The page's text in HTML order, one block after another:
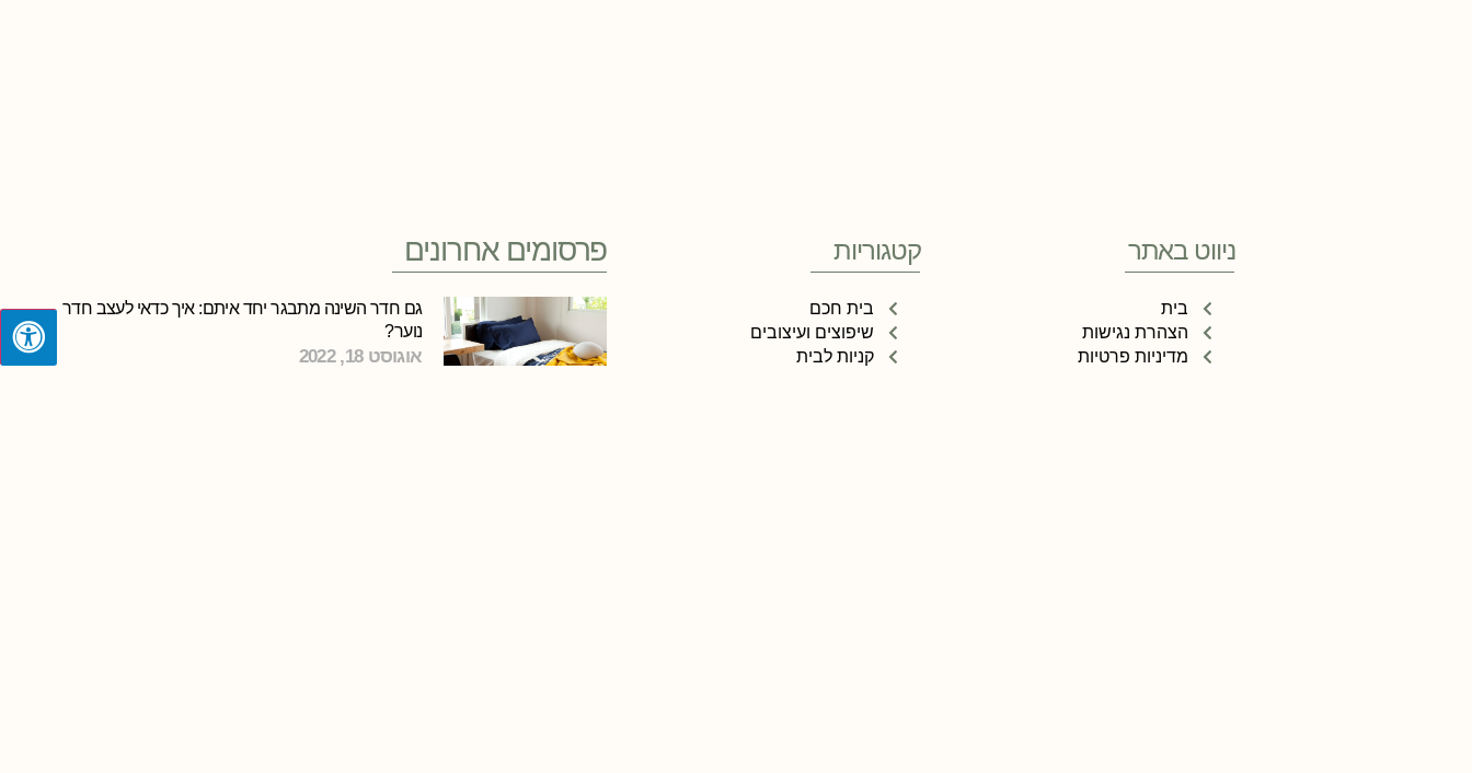
ניווט באתר
בית
הצהרת נגישות
מדיניות פרטיות
קטגוריות
בית חכם
שיפוצים ועיצובים
קניות לבית
פרסומים אחרונים
גם חדר השינה מתבגר יחד איתם: איך כדאי לעצב חדר
נוער?
אוגוסט 18, 2022